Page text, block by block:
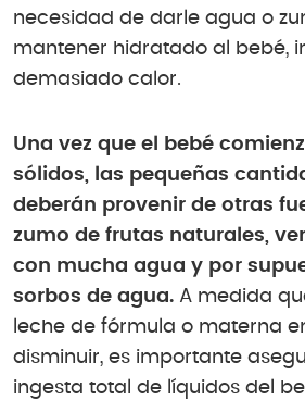
necesidad de darle agua o
mantener hidratado al bebé,
demasiado calor.
Una vez que el bebé
sólidos, las pequeñas
deberán provenir de otras
zumo de frutas naturales,
con mucha agua y por
sorbos de agua. A medida
leche de fórmula o materna
disminuir, es importante
ingesta total de líquidos del